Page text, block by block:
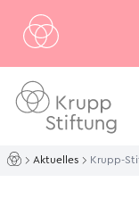
Aktuelles